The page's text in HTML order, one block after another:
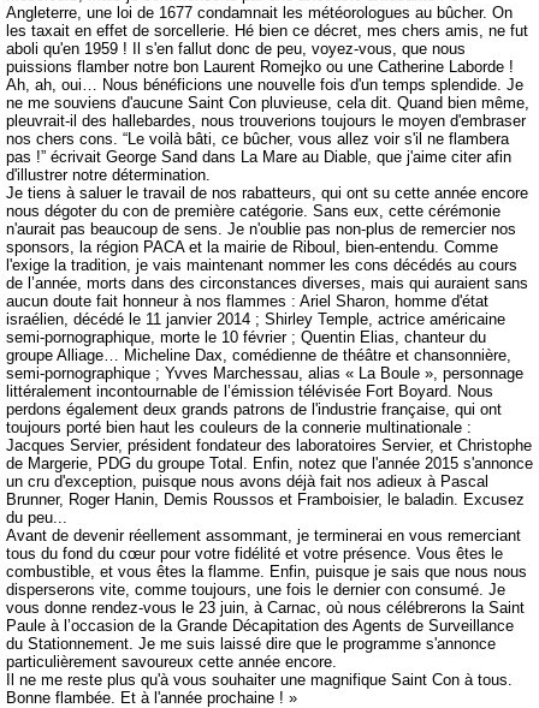
Angleterre, une loi de 1677 condamnait les météorologues au bûcher. On
les taxait en effet de sorcellerie. Hé bien ce décret, mes chers amis, ne fut
aboli qu'en 1959 ! Il s'en fallut donc de peu, voyez-vous, que nous
puissions flamber notre bon Laurent Romejko ou une Catherine Laborde !
Ah, ah, oui… Nous bénéficions une nouvelle fois d'un temps splendide. Je
ne me souviens d'aucune Saint Con pluvieuse, cela dit. Quand bien même,
pleuvrait-il des hallebardes, nous trouverions toujours le moyen d'embraser
nos chers cons. “Le voilà bâti, ce bûcher, vous allez voir s'il ne flambera
pas !” écrivait George Sand dans La Mare au Diable, que j'aime citer afin
d'illustrer notre détermination.
Je tiens à saluer le travail de nos rabatteurs, qui ont su cette année encore
nous dégoter du con de première catégorie. Sans eux, cette cérémonie
n'aurait pas beaucoup de sens. Je n'oublie pas non-plus de remercier nos
sponsors, la région PACA et la mairie de Riboul, bien-entendu. Comme
l'exige la tradition, je vais maintenant nommer les cons décédés au cours
de l’année, morts dans des circonstances diverses, mais qui auraient sans
aucun doute fait honneur à nos flammes : Ariel Sharon, homme d'état
israélien, décédé le 11 janvier 2014 ; Shirley Temple, actrice américaine
semi-pornographique, morte le 10 février ; Quentin Elias, chanteur du
groupe Alliage… Micheline Dax, comédienne de théâtre et chansonnière,
semi-pornographique ; Yvves Marchessau, alias « La Boule », personnage
littéralement incontournable de l’émission télévisée Fort Boyard. Nous
perdons également deux grands patrons de l'industrie française, qui ont
toujours porté bien haut les couleurs de la connerie multinationale :
Jacques Servier, président fondateur des laboratoires Servier, et Christophe
de Margerie, PDG du groupe Total. Enfin, notez que l'année 2015 s'annonce
un cru d'exception, puisque nous avons déjà fait nos adieux à Pascal
Brunner, Roger Hanin, Demis Roussos et Framboisier, le baladin. Excusez
du peu...
Avant de devenir réellement assommant, je terminerai en vous remerciant
tous du fond du cœur pour votre fidélité et votre présence. Vous êtes le
combustible, et vous êtes la flamme. Enfin, puisque je sais que nous nous
disperserons vite, comme toujours, une fois le dernier con consumé. Je
vous donne rendez-vous le 23 juin, à Carnac, où nous célébrerons la Saint
Paule à l’occasion de la Grande Décapitation des Agents de Surveillance
du Stationnement. Je me suis laissé dire que le programme s'annonce
particulièrement savoureux cette année encore.
Il ne me reste plus qu'à vous souhaiter une magnifique Saint Con à tous.
Bonne flambée. Et à l'année prochaine ! »